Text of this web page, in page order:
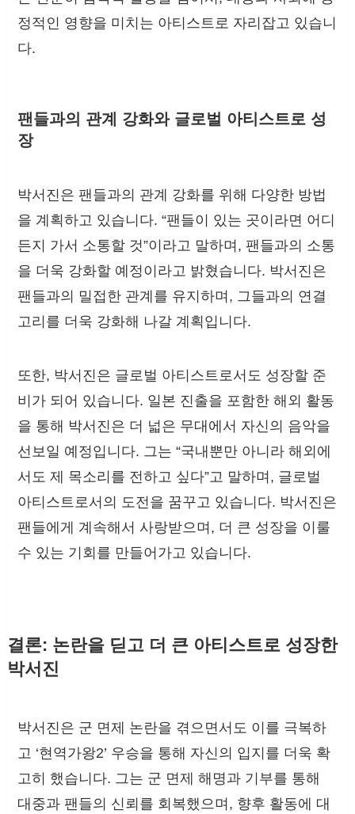
정적인 영향을 미치는 아티스트로 자리잡고 있습니
다.
팬들과의 관계 강화와 글로벌 아티스트로 성
장
박서진은 팬들과의 관계 강화를 위해 다양한 방법
을 계획하고 있습니다. “팬들이 있는 곳이라면 어디
든지 가서 소통할 것”이라고 말하며, 팬들과의 소통
을 더욱 강화할 예정이라고 밝혔습니다. 박서진은
팬들과의 밀접한 관계를 유지하며, 그들과의 연결
고리를 더욱 강화해 나갈 계획입니다.
또한, 박서진은 글로벌 아티스트로서도 성장할 준
비가 되어 있습니다. 일본 진출을 포함한 해외 활동
을 통해 박서진은 더 넓은 무대에서 자신의 음악을
선보일 예정입니다. 그는 “국내뿐만 아니라 해외에
서도 제 목소리를 전하고 싶다”고 말하며, 글로벌
아티스트로서의 도전을 꿈꾸고 있습니다. 박서진은
팬들에게 계속해서 사랑받으며, 더 큰 성장을 이룰
수 있는 기회를 만들어가고 있습니다.
결론: 논란을 딛고 더 큰 아티스트로 성장한
박서진
박서진은 군 면제 논란을 겪으면서도 이를 극복하
고 ‘현역가왕2’ 우승을 통해 자신의 입지를 더욱 확
고히 했습니다. 그는 군 면제 해명과 기부를 통해
대중과 팬들의 신뢰를 회복했으며, 향후 활동에 대